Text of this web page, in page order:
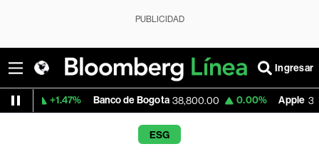
PUBLICIDAD
Ingresar
Banco de Bogota 38,800.00 0.00% Apple 308.95 -
ESG